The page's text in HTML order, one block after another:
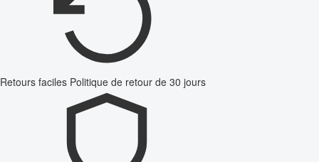
Retours faciles Politique de retour de 30 jours